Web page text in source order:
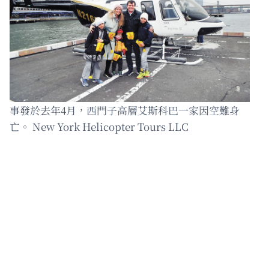
事發於去年4月，西門子高層艾斯科巴一家因空難身
亡。 New York Helicopter Tours LLC